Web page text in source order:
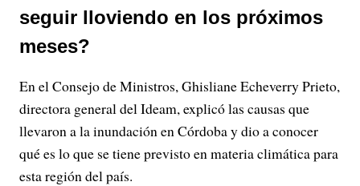
seguir lloviendo en los próximos
meses?
En el Consejo de Ministros, Ghisliane Echeverry Prieto,
directora general del Ideam, explicó las causas que
llevaron a la inundación en Córdoba y dio a conocer
qué es lo que se tiene previsto en materia climática para
esta región del país.